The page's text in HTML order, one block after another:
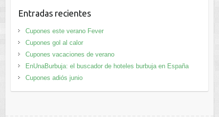
Entradas recientes
Cupones este verano Fever
Cupones gol al calor
Cupones vacaciones de verano
EnUnaBurbuja: el buscador de hoteles burbuja en España
Cupones adiós junio